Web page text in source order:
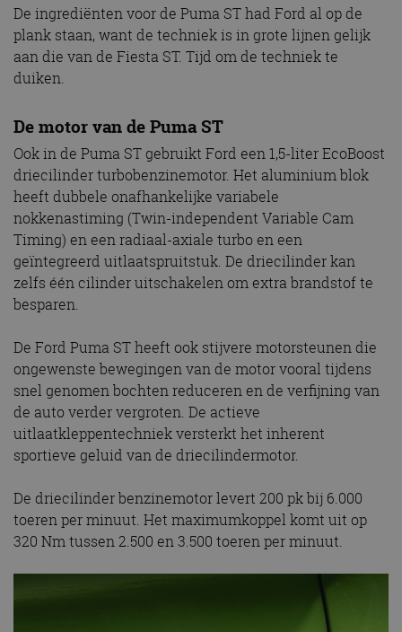
De ingrediënten voor de Puma ST had Ford al op de
plank staan, want de techniek is in grote lijnen gelijk
aan die van de Fiesta ST. Tijd om de techniek te
duiken.
De motor van de Puma ST
Ook in de Puma ST gebruikt Ford een 1,5-liter EcoBoost
driecilinder turbobenzinemotor. Het aluminium blok
heeft dubbele onafhankelijke variabele
nokkenastiming (Twin-independent Variable Cam
Timing) en een radiaal-axiale turbo en een
geïntegreerd uitlaatspruitstuk. De driecilinder kan
zelfs één cilinder uitschakelen om extra brandstof te
besparen.
De Ford Puma ST heeft ook stijvere motorsteunen die
ongewenste bewegingen van de motor vooral tijdens
snel genomen bochten reduceren en de verfijning van
de auto verder vergroten. De actieve
uitlaatkleppentechniek versterkt het inherent
sportieve geluid van de driecilindermotor.
De driecilinder benzinemotor levert 200 pk bij 6.000
toeren per minuut. Het maximumkoppel komt uit op
320 Nm tussen 2.500 en 3.500 toeren per minuut.